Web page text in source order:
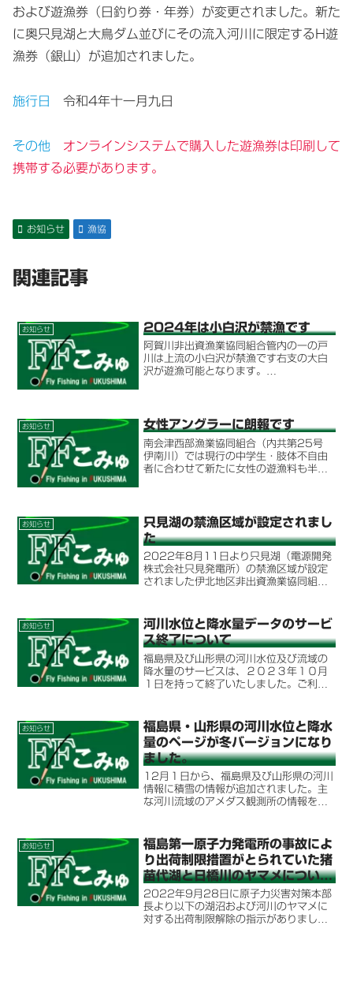
および遊漁券（日釣り券・年券）が変更されました。新た
に奥只見湖と大鳥ダム並びにその流入河川に限定する H遊
漁券（銀山） が追加されました。
施行日 令和4年十一月九日
その他
オンラインシステムで購入した遊漁券は印刷して
携帯する必要があります。
お知らせ 漁協
関連記事
お知らせ 2024年は小白沢が禁漁です
阿賀川非出資漁業協同組合管内の一の戸
川は上流の小白沢が禁漁です右支の大白
沢が遊漁可能となります。
お知らせ 女性アングラーに朗報です
南会津西部漁業協同組合（内共第25号
伊南川）では現行の中学生・肢体不自由
者に合わせて新たに女性の遊漁料も半額
お知らせ
只見湖の禁漁区域が設定されまし
た
2022年8月11日より只見湖（電源開発
株式会社只見発電所）の禁漁区域が設定
されました伊北地区非出資漁業協同組合
施行日禁漁区域の追加（只見湖）電源開
発株式会社只見発電...
お知らせ
河川水位と降水量データのサービ
ス終了について
福島県及び山形県の河川水位及び流域の
降水量のサービスは、２０２３年１０月
１日を持って終了いたしました。ご利用
お知らせ
福島県・山形県の河川水位と降水
量のページが冬バージョンになり
ました。
12月１日から、福島県及び山形県の河川
情報に積雪の情報が追加されました。主
な河川流域のアメダス観測所の情報を基
雪量をチェックすることで雪代や水位の
予測に役立てましょう
お知らせ
福島第一原子力発電所の事故によ
り出荷制限措置がとられていた猪
苗代湖と日橋川のヤマメについて
出荷制限が解除されました
2022年9月28日に原子力災害対策本部
長より以下の湖沼および河川のヤマメに
対する出荷制限解除の指示がありまし